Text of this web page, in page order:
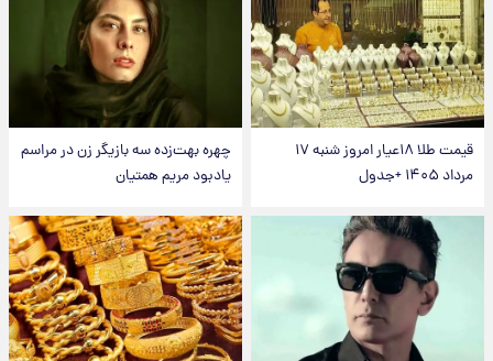
قیمت طلا ۱۸عیار امروز شنبه ۱۷
مرداد ۱۴۰۵ +جدول
چهره بهت‌زده سه بازیگر زن در مراسم
یادبود مریم همتیان